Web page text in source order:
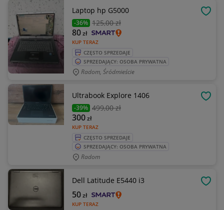
Laptop hp G5000
-36% 125,00 zł
KUP TERAZ
80zł
CZĘSTO SPRZEDAJE
SPRZEDAJĄCY: OSOBA PRYWATNA
Radom, Śródmieście
Ultrabook Explore 1406
-39% 499,00 zł
KUP TERAZ
300zł
CZĘSTO SPRZEDAJE
SPRZEDAJĄCY: OSOBA PRYWATNA
Radom
Dell Latitude E5440 i3
KUP TERAZ
50zł